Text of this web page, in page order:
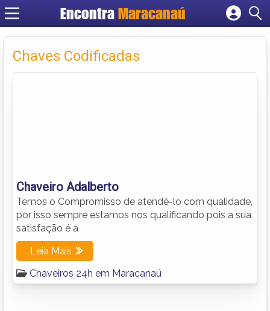
Encontra Maracanaú
Cadastrar empresa
Criar conta
Chaves Codificadas
Chaveiro Adalberto
Temos o Compromisso de atendê-lo com qualidade,
por isso sempre estamos nos qualificando pois a sua
satisfação é a
Leia Mais
Chaveiros 24h em Maracanaú